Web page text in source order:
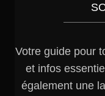
Votre guide pour
et infos
également une